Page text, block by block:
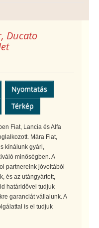
Ducato
Nyomtatás
Térkép
Fiat, Lancia és Alfa
Mára Fiat,
kínálunk gyári,
minőségben. A
partnereink jóvoltából
és az utángyártott,
határidővel tudjuk
garanciát vállalunk. A
is el tudjuk